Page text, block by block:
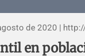
de 2020 |
en